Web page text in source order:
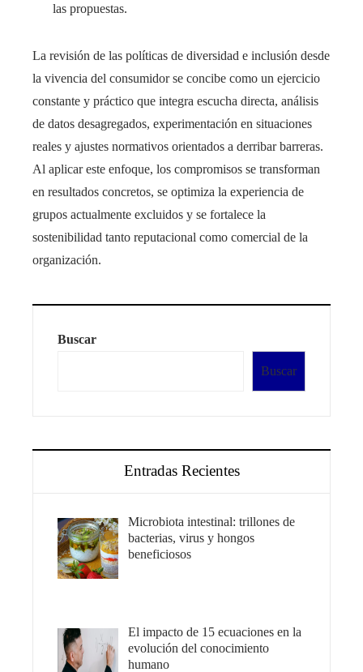
las propuestas.
La revisión de las políticas de diversidad e inclusión desde
la vivencia del consumidor se concibe como un ejercicio
constante y práctico que integra escucha directa, análisis
de datos desagregados, experimentación en situaciones
reales y ajustes normativos orientados a derribar barreras.
Al aplicar este enfoque, los compromisos se transforman
en resultados concretos, se optimiza la experiencia de
grupos actualmente excluidos y se fortalece la
sostenibilidad tanto reputacional como comercial de la
organización.
Buscar
Buscar
Entradas Recientes
Microbiota intestinal: trillones de
bacterias, virus y hongos
beneficiosos
El impacto de 15 ecuaciones en la
evolución del conocimiento
humano